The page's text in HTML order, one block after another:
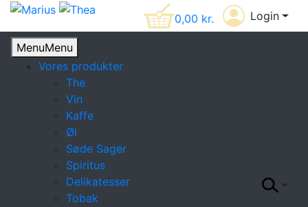
0,00 kr. Login
MenuMenu
Vores produkter
The
Vin
Kaffe
Øl
Søde Sager
Spiritus
Delikatesser
Tobak